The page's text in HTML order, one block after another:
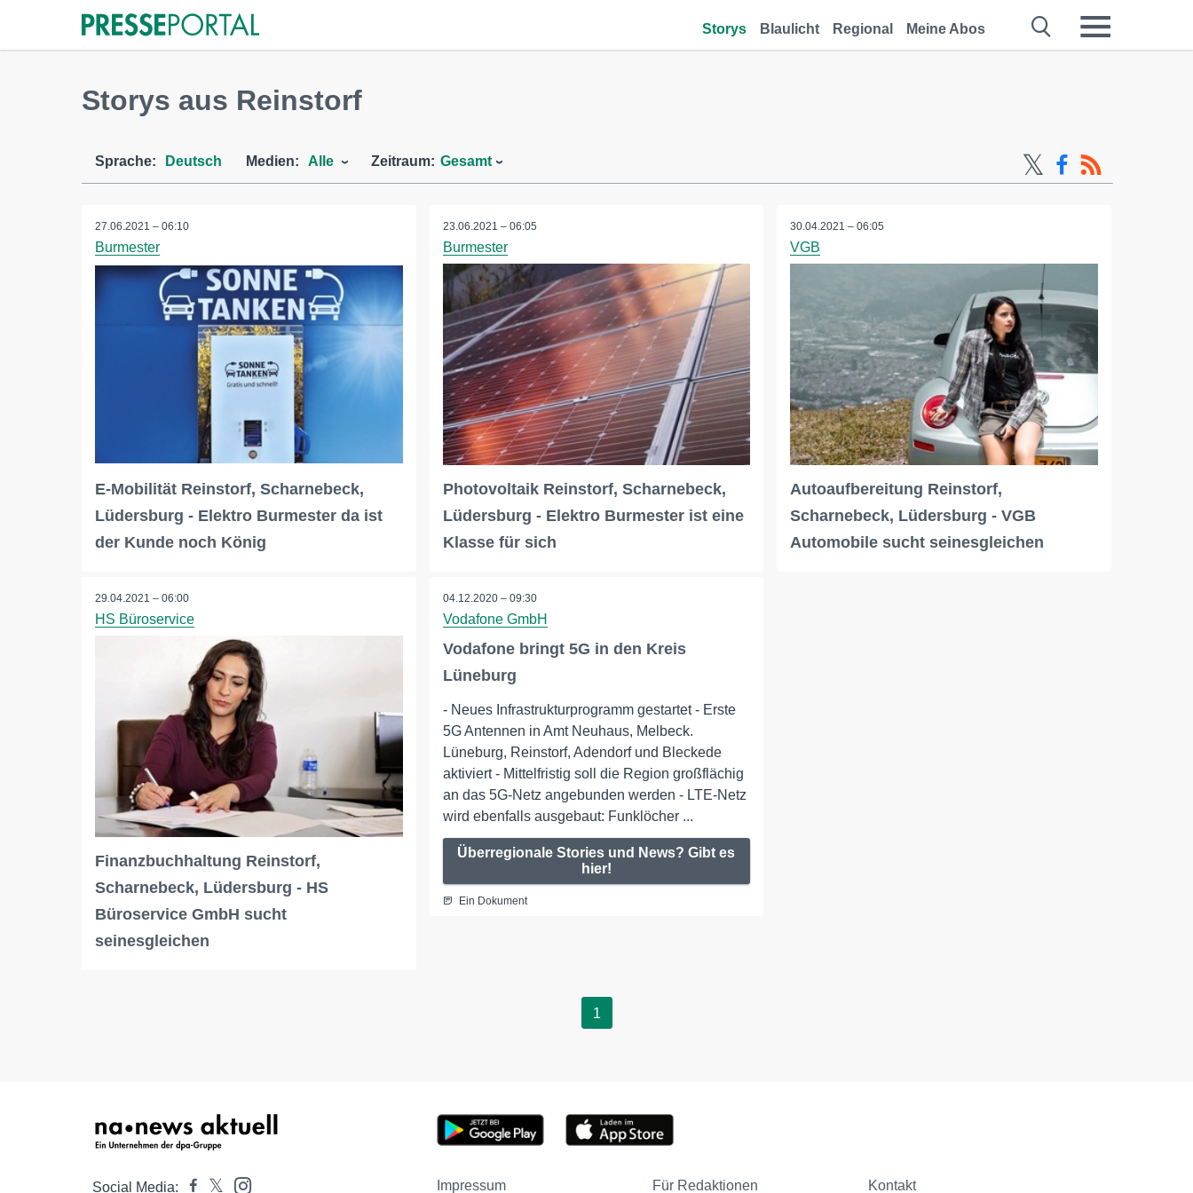
Storys Blaulicht Regional Meine Abos
Storys aus Reinstorf
Sprache: Deutsch Medien: Alle Zeitraum: Gesamt
27.06.2021 – 06:10
Burmester
E-Mobilität Reinstorf, Scharnebeck,
Lüdersburg - Elektro Burmester da ist
der Kunde noch König
23.06.2021 – 06:05
Burmester
Photovoltaik Reinstorf, Scharnebeck,
Lüdersburg - Elektro Burmester ist eine
Klasse für sich
30.04.2021 – 06:05
VGB
Autoaufbereitung Reinstorf,
Scharnebeck, Lüdersburg - VGB
Automobile sucht seinesgleichen
29.04.2021 – 06:00
HS Büroservice
Finanzbuchhaltung Reinstorf,
Scharnebeck, Lüdersburg - HS
Büroservice GmbH sucht
seinesgleichen
04.12.2020 – 09:30
Vodafone GmbH
Vodafone bringt 5G in den Kreis
Lüneburg
- Neues Infrastrukturprogramm gestartet - Erste
5G Antennen in Amt Neuhaus, Melbeck.
Lüneburg, Reinstorf, Adendorf und Bleckede
aktiviert - Mittelfristig soll die Region großflächig
an das 5G-Netz angebunden werden - LTE-Netz
wird ebenfalls ausgebaut: Funklöcher ...
Überregionale Stories und News? Gibt es
hier!
Ein Dokument
1
Social Media: Impressum Für Redaktionen Kontakt